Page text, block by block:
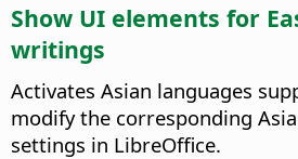
Show UI elements for
writings
Activates Asian languages
modify the corresponding
settings in LibreOffice.